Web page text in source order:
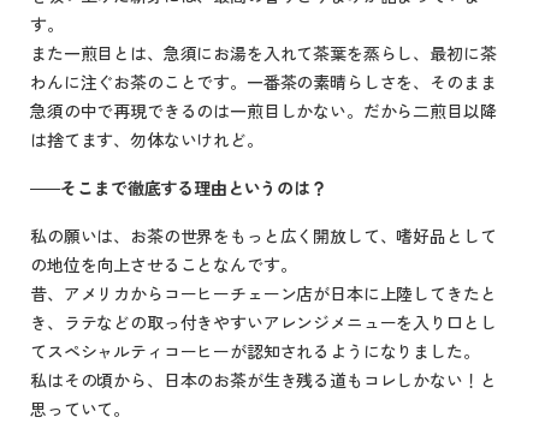
す。
また一煎目とは、急須にお湯を入れて茶葉を蒸らし、最初に茶
わんに注ぐお茶のことです。一番茶の素晴らしさを、そのまま
急須の中で再現できるのは一煎目しかない。だから二煎目以降
は捨てます、勿体ないけれど。
そこまで徹底する理由というのは？
私の願いは、お茶の世界をもっと広く開放して、嗜好品として
の地位を向上させることなんです。
昔、アメリカからコーヒーチェーン店が日本に上陸してきたと
き、ラテなどの取っ付きやすいアレンジメニューを入り口とし
てスペシャルティコーヒーが認知されるようになりました。
私はその頃から、日本のお茶が生き残る道もコレしかない！と
思っていて。